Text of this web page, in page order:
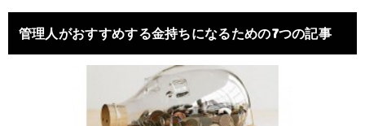
管理人がおすすめする金持ちになるための7つの記事